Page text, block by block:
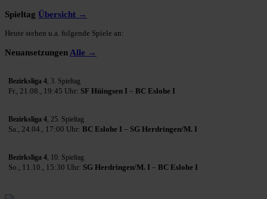
Spieltag Übersicht →
Heute stehen u.a. folgende Spiele an:
Neuansetzungen Alle →
Bezirksliga 4, 3. Spieltag
Fr., 21.08., 19:45 Uhr: SF Hüingsen I – BC Eslohe I
Bezirksliga 4, 25. Spieltag
Sa., 24.04., 17:00 Uhr: BC Eslohe I – SG Herdringen/M. I
Bezirksliga 4, 10. Spieltag
So., 11.10., 15:30 Uhr: SG Herdringen/M. I – BC Eslohe I